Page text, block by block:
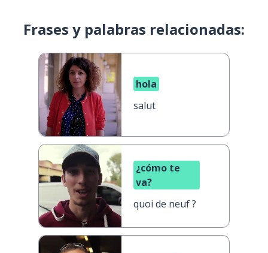
Frases y palabras relacionadas:
hola
salut
¿cómo te
va?
quoi de neuf ?